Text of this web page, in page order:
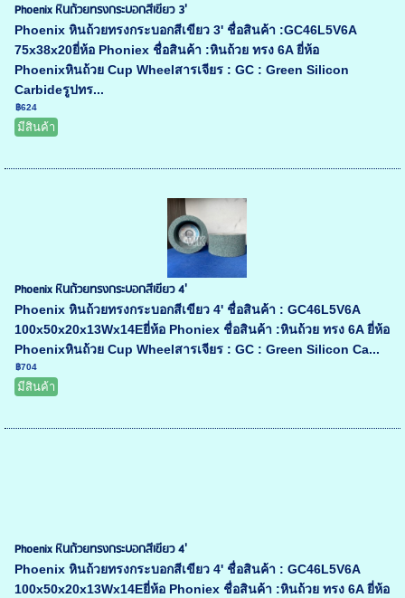
Phoenix หินถ้วยทรงกระบอกสีเขียว 3'
Phoenix หินถ้วยทรงกระบอกสีเขียว 3' ชื่อสินค้า :GC46L5V6A
75x38x20ยี่ห้อ Phoniex ชื่อสินค้า :หินถ้วย ทรง 6A ยี่ห้อ
Phoenixหินถ้วย Cup Wheelสารเจียร : GC : Green Silicon
Carbideรูปทร...
฿624
มีสินค้า
Phoenix หินถ้วยทรงกระบอกสีเขียว 4'
Phoenix หินถ้วยทรงกระบอกสีเขียว 4' ชื่อสินค้า : GC46L5V6A
100x50x20x13Wx14Eยี่ห้อ Phoniex ชื่อสินค้า :หินถ้วย ทรง 6A ยี่ห้อ
Phoenixหินถ้วย Cup Wheelสารเจียร : GC : Green Silicon Ca...
฿704
มีสินค้า
Phoenix หินถ้วยทรงกระบอกสีเขียว 4'
Phoenix หินถ้วยทรงกระบอกสีเขียว 4' ชื่อสินค้า : GC46L5V6A
100x50x20x13Wx14Eยี่ห้อ Phoniex ชื่อสินค้า :หินถ้วย ทรง 6A ยี่ห้อ